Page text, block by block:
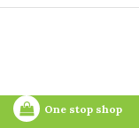
One stop shop